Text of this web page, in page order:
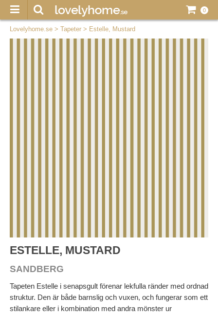
0
Lovelyhome.se > Tapeter > Estelle, Mustard
ESTELLE, MUSTARD
SANDBERG
Tapeten Estelle i senapsgult förenar lekfulla ränder med ordnad
struktur. Den är både barnslig och vuxen, och fungerar som ett
stilankare eller i kombination med andra mönster ur